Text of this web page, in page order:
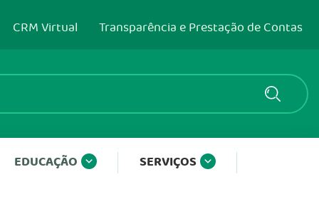
CRM Virtual Transparência e Prestação de Contas
EDUCAÇÃO SERVIÇOS